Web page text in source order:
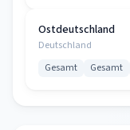
Ostdeutschland
Deutschland
Gesamt Gesamt